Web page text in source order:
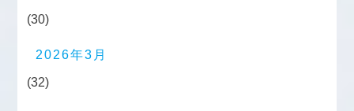
(30)
2026年3月
(32)